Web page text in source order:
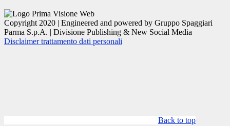
Copyright 2020 | Engineered and powered by Gruppo Spaggiari
Parma S.p.A. | Divisione Publishing & New Social Media
Disclaimer trattamento dati personali
Back to top